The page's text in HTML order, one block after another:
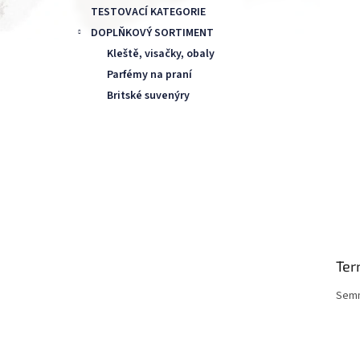
TESTOVACÍ KATEGORIE
DOPLŇKOVÝ SORTIMENT
Kleště, visačky, obaly
Parfémy na praní
Britské suvenýry